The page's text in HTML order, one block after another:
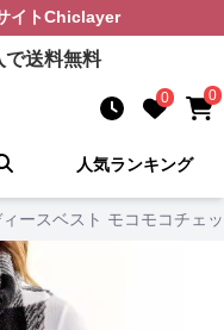
イトChiclayer
で送料無料
0 0
人気ランキング
ィースベスト モコモコチェ